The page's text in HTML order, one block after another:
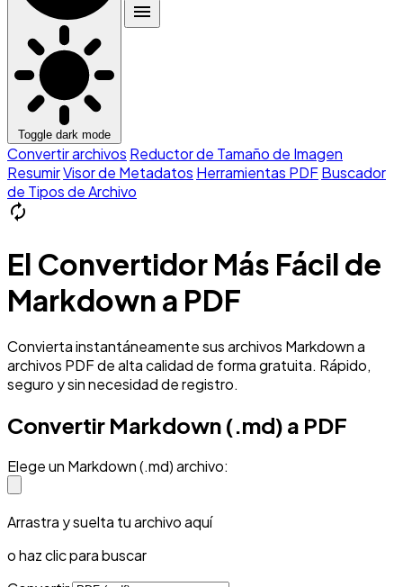
Toggle dark mode
menu
Convertir archivos Reductor de Tamaño de Imagen
ResumirVisor de Metadatos Herramientas PDFBuscador
de Tipos de Archivo
autorenew
El Convertidor Más Fácil de
Markdown a PDF
Convierta instantáneamente sus archivos Markdown a
archivos PDF de alta calidad de forma gratuita. Rápido,
seguro y sin necesidad de registro.
Convertir Markdown (.md) a PDF
Elege un Markdown (.md) archivo:
Arrastra y suelta tu archivo aquí
o haz clic para buscar